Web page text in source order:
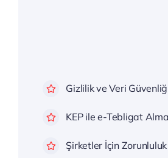
Gizlilik ve Veri
KEP ile e-Tebligat
Şirketler İçin